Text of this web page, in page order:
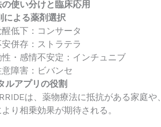
の使い分けと臨床応用
による薬剤選択
低下：コンサータ
併存：ストラテラ
・感情不安定：インチュニブ
障害：ビバンセ
ルアプリの役割
は、薬物療法に抵抗がある家庭
り相乗効果が期待される。